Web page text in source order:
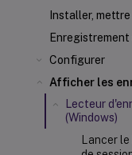
Installer,
Enregistrement
Configurer
Afficher les
Lecteur
(Windows)
Lancer